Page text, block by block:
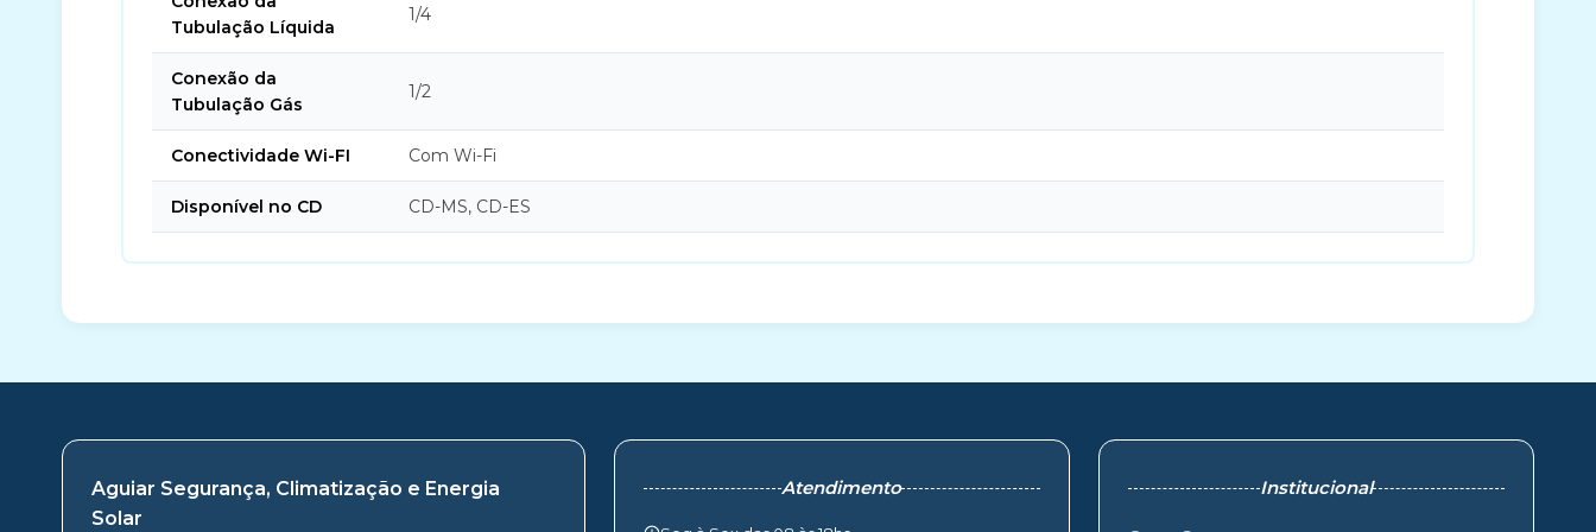
Tubulação Líquida
1/4
Conexão da
Tubulação Gás
1/2
Conectividade Wi-FI Com Wi-Fi
Disponível no CD CD-MS, CD-ES
Aguiar Segurança, Climatização e Energia
Solar
Atendimento Institucional